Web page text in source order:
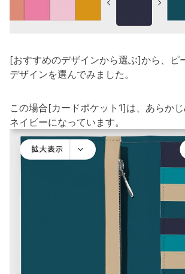
[おすすめのデザインから選ぶ]から、ピ
デザインを選んでみました。
この場合[カードポケット1]は、あらか
ネイビーになっています。